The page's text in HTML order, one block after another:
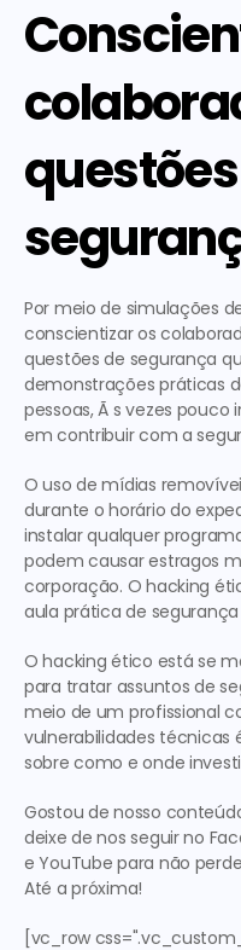
Por meio de simulações
conscientizar os
questões de segurança
demonstrações práticas
pessoas, Ã s vezes
em contribuir com a
O uso de mídias
durante o horário do
instalar qualquer
podem causar estragos
corporação. O hacking
aula prática de
O hacking ético está se
para tratar assuntos de
meio de um profissional
vulnerabilidades técnicas
sobre como e onde
Gostou de nosso
deixe de nos seguir no
e YouTube para não
Até a próxima!
[vc_row